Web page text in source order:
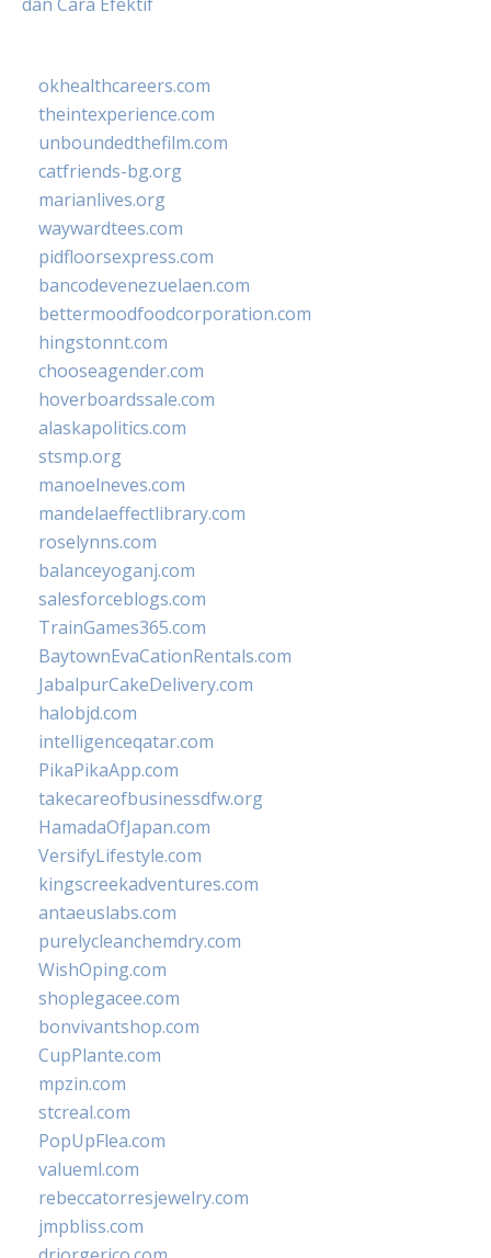
okhealthcareers.com
theintexperience.com
unboundedthefilm.com
catfriends-bg.org
marianlives.org
waywardtees.com
pidfloorsexpress.com
bancodevenezuelaen.com
bettermoodfoodcorporation.com
hingstonnt.com
chooseagender.com
hoverboardssale.com
alaskapolitics.com
stsmp.org
manoelneves.com
mandelaeffectlibrary.com
roselynns.com
balanceyoganj.com
salesforceblogs.com
TrainGames365.com
BaytownEvaCationRentals.com
JabalpurCakeDelivery.com
halobjd.com
intelligenceqatar.com
PikaPikaApp.com
takecareofbusinessdfw.org
HamadaOfJapan.com
VersifyLifestyle.com
kingscreekadventures.com
antaeuslabs.com
purelycleanchemdry.com
WishOping.com
shoplegacee.com
bonvivantshop.com
CupPlante.com
mpzin.com
stcreal.com
PopUpFlea.com
valueml.com
rebeccatorresjewelry.com
jmpbliss.com